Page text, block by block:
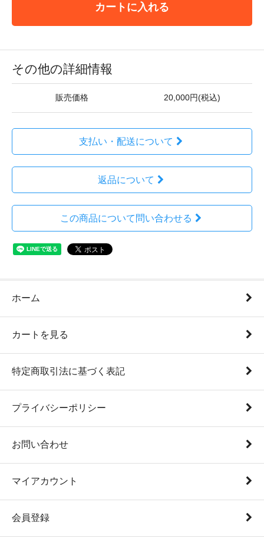
カートに入れる
その他の詳細情報
販売価格 20,000円(税込)
支払い・配送について
返品について
この商品について問い合わせる
ホーム
カートを見る
特定商取引法に基づく表記
プライバシーポリシー
お問い合わせ
マイアカウント
会員登録